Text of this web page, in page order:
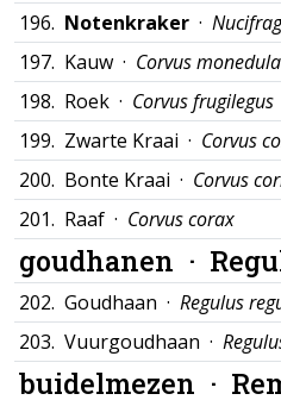
196. Notenkraker ·
197. Kauw · Corvus monedula
198. Roek · Corvus frugilegus
199. Zwarte Kraai · Corvus
200. Bonte Kraai · Corvus
201. Raaf · Corvus corax
goudhanen ·
202. Goudhaan · Regulus
203. Vuurgoudhaan ·
buidelmezen ·